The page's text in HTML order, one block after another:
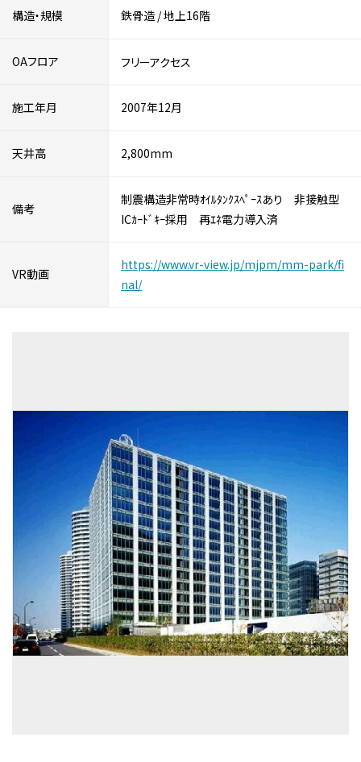
構造・規模 鉄骨造 /地上16階
OAフロア フリーアクセス
施工年月 2007年12月
天井高 2,800mm
備考
制震構造非常時ｵｲﾙﾀﾝｸｽﾍﾟｰｽあり 非接触型
ICｶｰﾄﾞｷｰ採用 再ｴﾈ電力導入済
VR動画
https://www.vr-view.jp/mjpm/mm-park/fi
nal/